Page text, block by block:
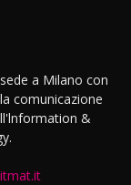
a Milano con
comunicazione
&